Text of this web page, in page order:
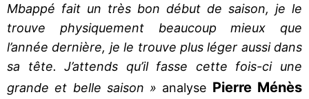
Mbappé fait un très bon début de saison, je le
trouve physiquement beaucoup mieux que
l’année dernière, je le trouve plus léger aussi dans
sa tête. J’attends qu’il fasse cette fois-ci une
grande et belle saison » analyse Pierre Ménès